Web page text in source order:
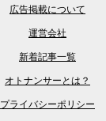
広告掲載について
運営会社
新着記事一覧
オトナンサーとは？
プライバシーポリシー